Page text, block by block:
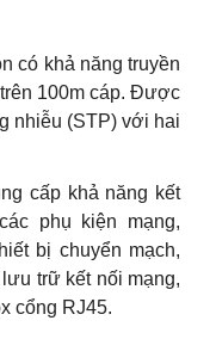
có khả năng truyền
100m cáp. Được
nhiễu (STP) với hai
cấp khả năng kết
phụ kiện mạng,
bị chuyển mạch,
trữ kết nối mạng,
cổng RJ45.